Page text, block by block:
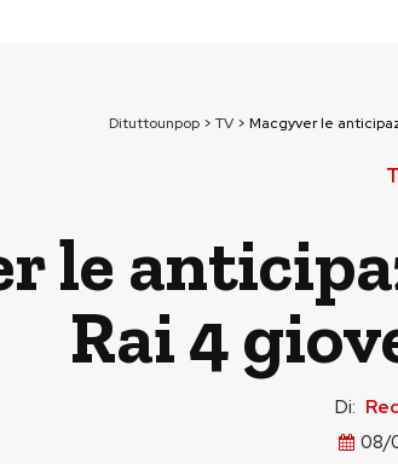
Dituttounpop > TV > Macgyver le
le
Rai 4
Di:
08/